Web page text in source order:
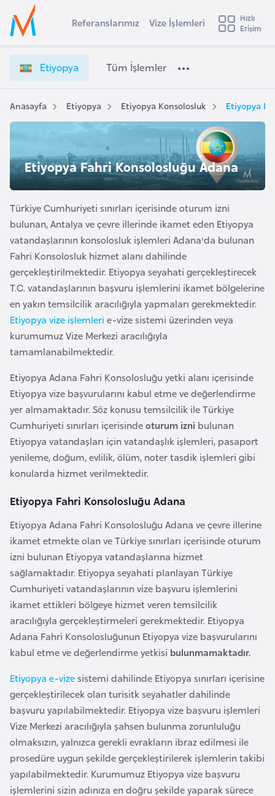
Ülke Seçimi
Başvuru yapmak istediğiniz ülkeyi seçin
Üye
Girişi
t
y
o
p
y
i
z
e
İ
ş
l
e
m
l
e
r
i
e
t
ş
i
Referanslarımız Vize İşlemleri
Hızlı
Erişim
Etiyopya Tüm İşlemler
Anasayfa Etiyopya Etiyopya Konsolosluk Etiyopya
Etiyopya Fahri Konsolosluğu Adana
Türkiye Cumhuriyeti sınırları içerisinde oturum izni
bulunan, Antalya ve çevre illerinde ikamet eden Etiyopya
vatandaşlarının konsolosluk işlemleri Adana'da bulunan
Fahri Konsolosluk hizmet alanı dahilinde
gerçekleştirilmektedir. Etiyopya seyahati gerçekleştirecek
T.C. vatandaşlarının başvuru işlemlerini ikamet bölgelerine
en yakın temsilcilik aracılığıyla yapmaları gerekmektedir.
Etiyopya vize işlemleri e-vize sistemi üzerinden veya
kurumumuz Vize Merkezi aracılığıyla
tamamlanabilmektedir.
Etiyopya Adana Fahri Konsolosluğu yetki alanı içerisinde
Etiyopya vize başvurularını kabul etme ve değerlendirme
yer almamaktadır. Söz konusu temsilcilik ile Türkiye
Cumhuriyeti sınırları içerisindeoturum izni bulunan
Etiyopya vatandaşları için vatandaşlık işlemleri, pasaport
yenileme, doğum, evlilik, ölüm, noter tasdik işlemleri gibi
konularda hizmet verilmektedir.
Etiyopya Fahri Konsolosluğu Adana
Etiyopya Adana Fahri Konsolosluğu Adana ve çevre illerine
ikamet etmekte olan ve Türkiye sınırları içerisinde oturum
izni bulunan Etiyopya vatandaşlarına hizmet
sağlamaktadır. Etiyopya seyahati planlayan Türkiye
Cumhuriyeti vatandaşlarının vize başvuru işlemlerini
ikamet ettikleri bölgeye hizmet veren temsilcilik
aracılığıyla gerçekleştirmeleri gerekmektedir. Etiyopya
Adana Fahri Konsolosluğunun Etiyopya vize başvurularını
kabul etme ve değerlendirme yetkisi bulunmamaktadır.
Etiyopya e-vizesistemi dahilinde Etiyopya sınırları içerisine
gerçekleştirilecek olan turisitk seyahatler dahilinde
başvuru yapılabilmektedir. Etiyopya vize başvuru işlemleri
Vize Merkezi aracılığıyla şahsen bulunma zorunluluğu
olmaksızın, yalnızca gerekli evrakların ibraz edilmesi ile
prosedüre uygun şekilde gerçekleştirilerek işlemlerin takibi
yapılabilmektedir. Kurumumuz Etiyopya vize başvuru
işlemlerini sizin adınıza en doğru şekilde yaparak sürece
s
t
r
a
v
u
t
u
r
y
a
A
z
e
b
a
y
c
a
n
B
a
h
r
e
y
n
B
a
n
g
l
a
d
e
ş
B